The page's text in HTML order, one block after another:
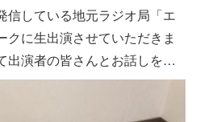
信している地元ラジオ局「エ
クに生出演させていただきま
出演者の皆さんとお話しを…